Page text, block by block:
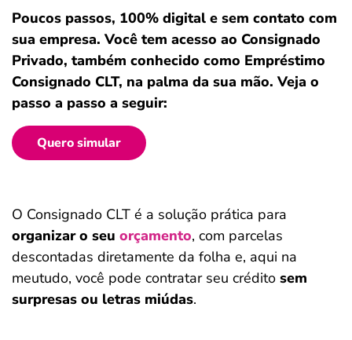
Poucos passos, 100% digital e sem contato com
sua empresa. Você tem acesso ao Consignado
Privado, também conhecido como Empréstimo
Consignado CLT, na palma da sua mão. Veja o
passo a passo a seguir:
Quero simular
O Consignado CLT é a solução prática para
organizar o seu orçamento, com parcelas
descontadas diretamente da folha e, aqui na
meutudo, você pode contratar seu crédito sem
surpresas ou letras miúdas.